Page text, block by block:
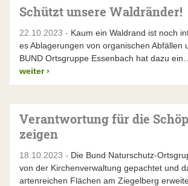
Schützt unsere Waldränder!
22.10.2023 - Kaum ein Waldrand ist noch
es Ablagerungen von organischen Abfällen
BUND Ortsgruppe Essenbach hat dazu ein…
weiter ›
Verantwortung für die
zeigen
18.10.2023 - Die Bund Naturschutz-
von der Kirchenverwaltung gepachtet und
artenreichen Flächen am Ziegelberg